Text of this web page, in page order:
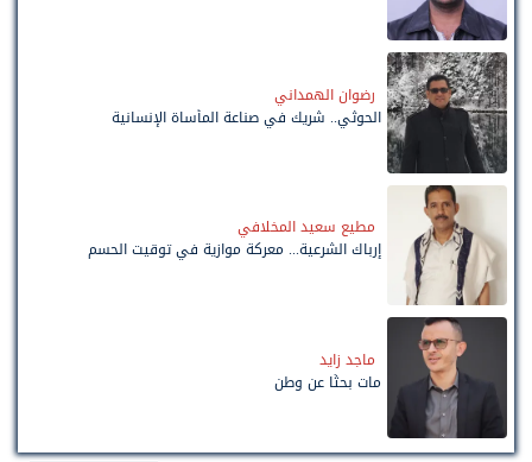
رضوان الهمداني
الحوثي.. شريك في صناعة المأساة الإنسانية
مطيع سعيد المخلافي
إرباك الشرعية... معركة موازية في توقيت الحسم
ماجد زايد
مات بحثًا عن وطن